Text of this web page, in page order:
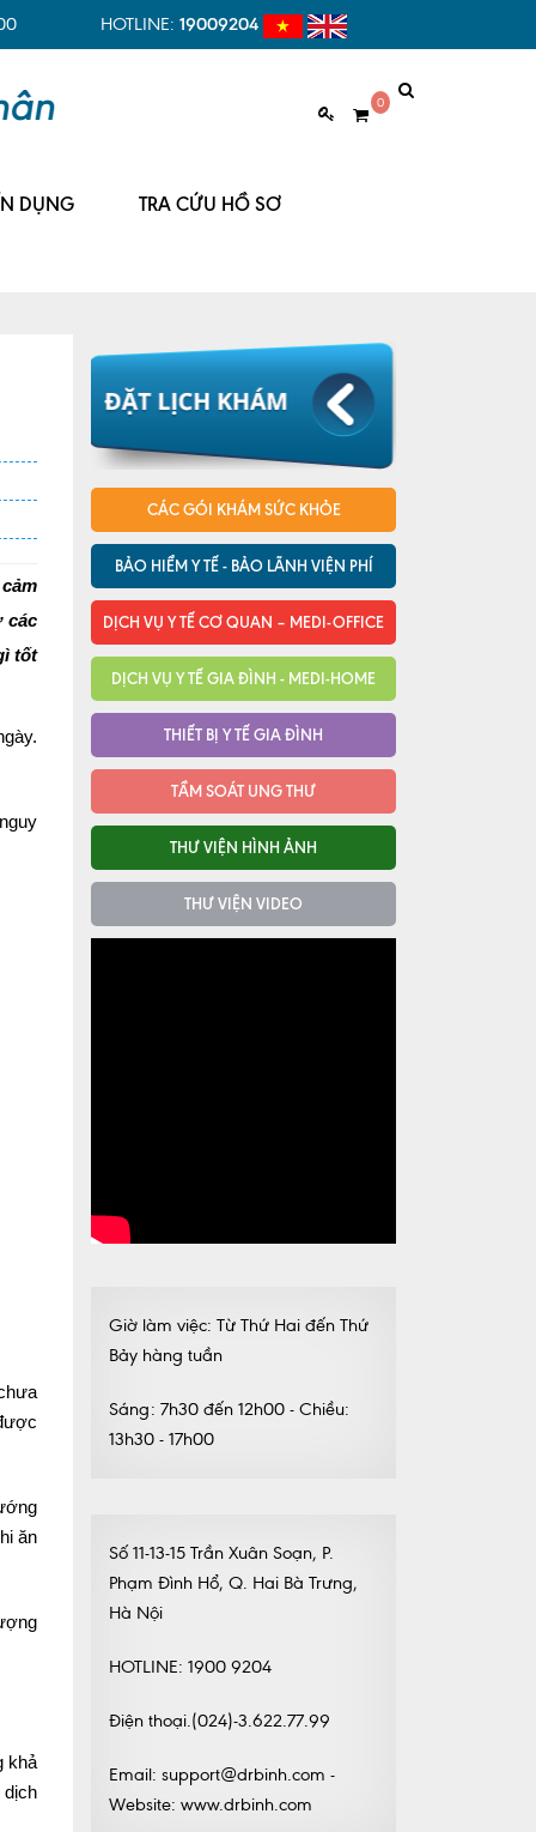
HOTLINE: 19009204
0
DỤNG TRA CỨU HỒ SƠ
các
tốt
ăn
khả
dịch
CÁC GÓI KHÁM SỨC KHỎE
BẢO HIỂM Y TẾ - BẢO LÃNH VIỆN PHÍ
DỊCH VỤ Y TẾ CƠ QUAN – MEDI-OFFICE
DỊCH VỤ Y TẾ GIA ĐÌNH - MEDI-HOME
THIẾT BỊ Y TẾ GIA ĐÌNH
TẦM SOÁT UNG THƯ
THƯ VIỆN HÌNH ẢNH
THƯ VIỆN VIDEO
Giờ làm việc: Từ Thứ Hai đến Thứ
Bảy hàng tuần
Sáng: 7h30 đến 12h00 - Chiều:
13h30 - 17h00
Số 11-13-15 Trần Xuân Soạn, P.
Phạm Đình Hổ, Q. Hai Bà Trưng,
Hà Nội
HOTLINE: 1900 9204
Điện thoại.(024)-3.622.77.99
Email: support@drbinh.com -
Website: www.drbinh.com